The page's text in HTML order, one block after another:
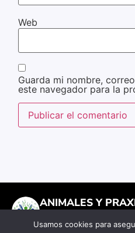
Web
Guarda mi nombre,
este navegador para la
ANIMALES Y
Usamos cookies para